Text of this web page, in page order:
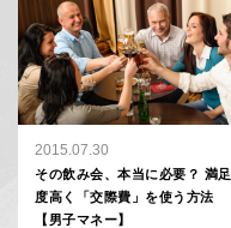
2015.07.30
その飲み会、本当に必要？ 満足
度高く「交際費」を使う方法
【男子マネー】